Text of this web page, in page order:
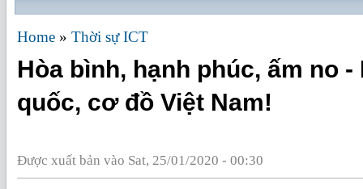
Home » Thời sự ICT
Hòa bình, hạnh phúc, ấm no -
quốc, cơ đồ Việt Nam!
Được xuất bản vào Sat, 25/01/2020 - 00:30